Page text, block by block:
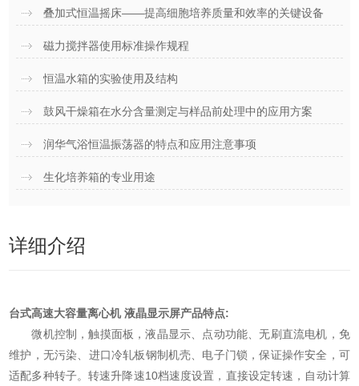
叠加式恒温摇床——提高细胞培养质量和效率的关键设备
磁力搅拌器使用标准操作规程
恒温水箱的实验使用及结构
鼓风干燥箱在水分含量测定与样品前处理中的应用方案
润华气浴恒温振荡器的特点和应用注意事项
生化培养箱的专业用途
详细介绍
台式高速大容量离心机 液晶显示屏产品特点:
微机控制，触摸面板，液晶显示、点动功能、无刷直流电机，免
维护，无污染、进口冷轧板钢制机壳、电子门锁，保证操作安全，可
适配多种转子。转速升降速10档速度设置，直接设定转速，自动计算